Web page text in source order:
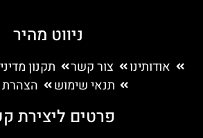
ניווט מהיר
אודותינו צור קשר
תקנון
תנאי שימוש
הצהרת
פרטים ליצירת